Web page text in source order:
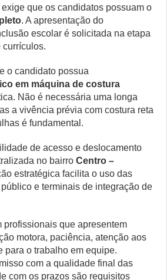
que os candidatos possuam o
. A apresentação do
escolar é solicitada na etapa
currículos.
o candidato possua
em máquina de costura
Não é necessária uma longa
a vivência prévia com costura reta
é fundamental.
de acesso e deslocamento
no bairroCentro –
estratégica facilita o uso das
e terminais de integração de
profissionais que apresentem
motora, paciência, atenção aos
para o trabalho em equipe.
com a qualidade final das
com os prazos são requisitos